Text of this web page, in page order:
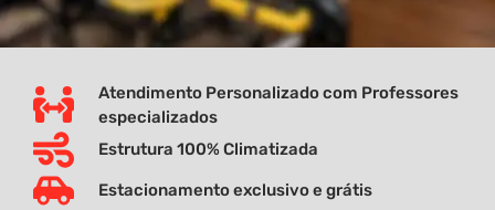
Atendimento Personalizado com Professores
especializados
Estrutura 100% Climatizada
Estacionamento exclusivo e grátis